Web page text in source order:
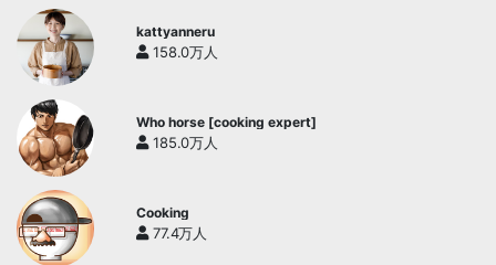
kattyanneru
158.0万人
Who horse [cooking expert]
185.0万人
Cooking
77.4万人